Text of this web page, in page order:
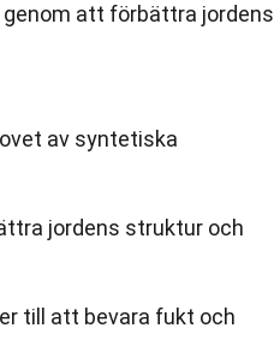
att förbättra jordens
av syntetiska
jordens struktur och
till att bevara fukt och